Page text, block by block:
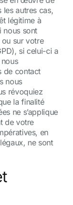
les autres cas,
légitime à
nous sont
ou sur votre
si celui-ci a
de contact
nous
révoquiez
la finalité
ne s’applique
de votre
en
ne sont